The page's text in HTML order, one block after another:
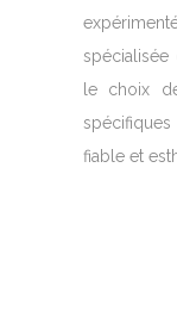
spécialisée
le choix
spécifiques
fiable et